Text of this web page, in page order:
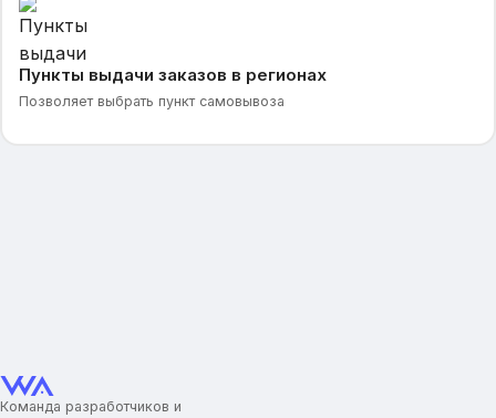
Пункты выдачи заказов в регионах
Позволяет выбрать пункт самовывоза
Команда разработчиков и